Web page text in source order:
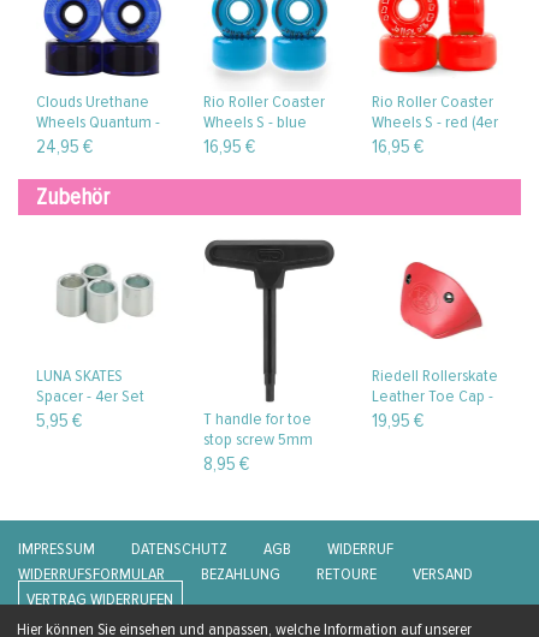
Clouds Urethane
Wheels Quantum -
clear/blue (4er Set)
24,95 €
Rio Roller Coaster
Wheels S - blue
(4er Set)
16,95 €
Rio Roller Coaster
Wheels S - red (4er
Set)
16,95 €
Zubehör
LUNA SKATES
Spacer - 4er Set
5,95 €
T handle for toe
stop screw 5mm
8,95 €
Riedell Rollerskate
Leather Toe Cap -
red (2er-Set)
19,95 €
IMPRESSUM DATENSCHUTZ AGB
WIDERRUF
WIDERRUFSFORMULAR
BEZAHLUNG RETOURE
VERSAND
VERTRAG WIDERRUFEN
Hier können Sie einsehen und anpassen, welche Information auf unserer